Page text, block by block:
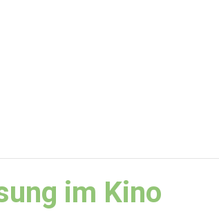
im Kino